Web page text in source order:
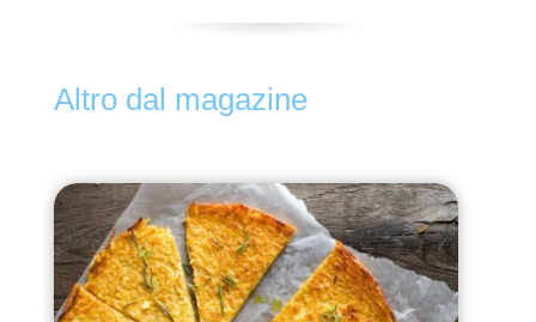
Altro dal magazine